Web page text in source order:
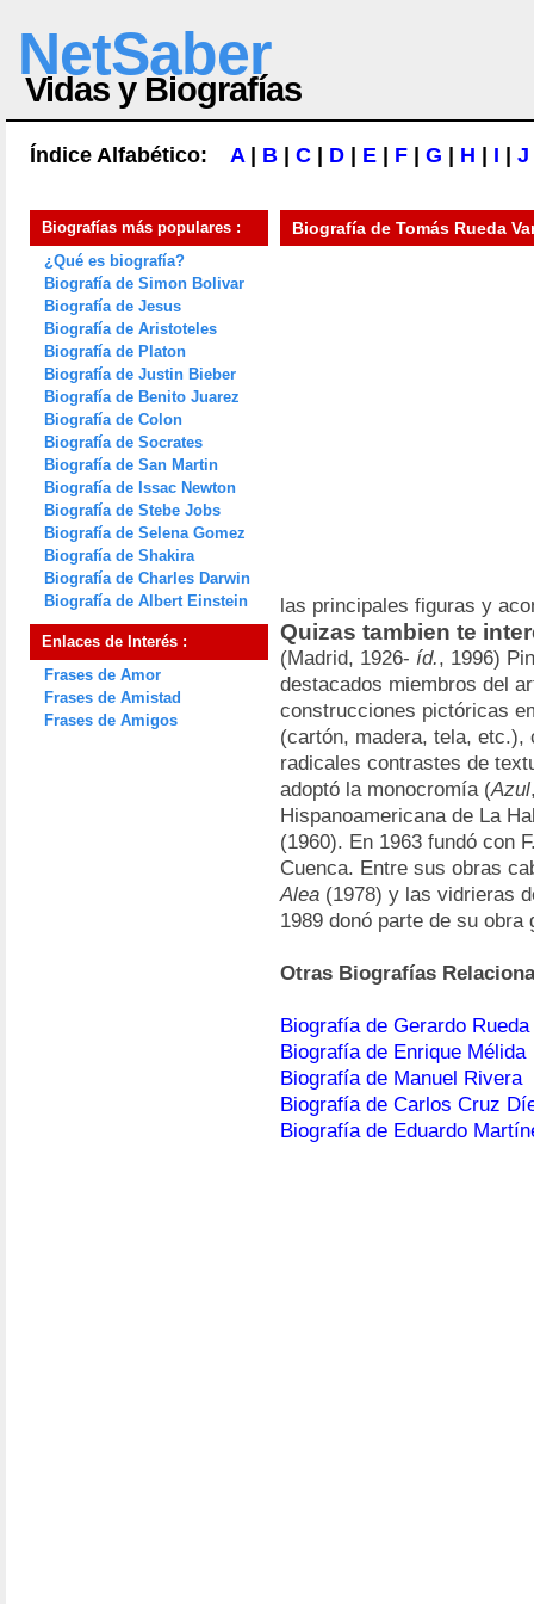
NetSaber
Vidas y Biografías
Índice Alfabético: A| B C D E F G H I J
Biografías más populares :
¿Qué es biografía?
Biografía de Simon Bolivar
Biografía de Jesus
Biografía de Aristoteles
Biografía de Platon
Biografía de Justin Bieber
Biografía de Benito Juarez
Biografía de Colon
Biografía de Socrates
Biografía de San Martin
Biografía de Issac Newton
Biografía de Stebe Jobs
Biografía de Selena Gomez
Biografía de Shakira
Biografía de Charles Darwin
Biografía de Albert Einstein
Enlaces de Interés :
Frases de Amor
Frases de Amistad
Frases de Amigos
Biografía de Tomás Rueda
las principales figuras y
Quizas tambien te
(Madrid, 1926- íd., 1996)
destacados miembros del
construcciones pictóricas
(cartón, madera, tela, etc.),
radicales contrastes de
adoptó la monocromía (Azul
Hispanoamericana de La
(1960). En 1963 fundó con
Cuenca. Entre sus obras
Alea (1978) y las vidrieras
1989 donó parte de su
Otras Biografías
Biografía de Gerardo Rueda
Biografía de Enrique Mélida
Biografía de Manuel Rivera
Biografía de Carlos Cruz
Biografía de Eduardo